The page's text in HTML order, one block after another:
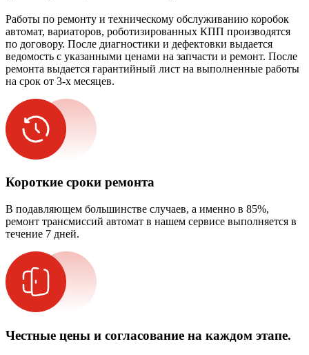
Работы по ремонту и техническому обслуживанию коробок
автомат, вариаторов, роботизированных КПП производятся
по договору. После диагностики и дефектовки выдается
ведомость с указанными ценами на запчасти и ремонт. После
ремонта выдается гарантийный лист на выполненные работы
на срок от 3-х месяцев.
Короткие сроки ремонта
В подавляющем большинстве случаев, а именно в 85%,
ремонт трансмиссий автомат в нашем сервисе выполняется в
течение 7 дней.
Честные цены и согласование на каждом этапе.